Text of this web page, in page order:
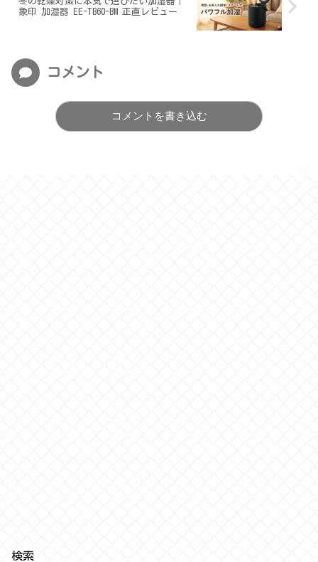
象印 加湿器 EE-TB60-BM 正直レビュー
コメント
コメントを書き込む
検索